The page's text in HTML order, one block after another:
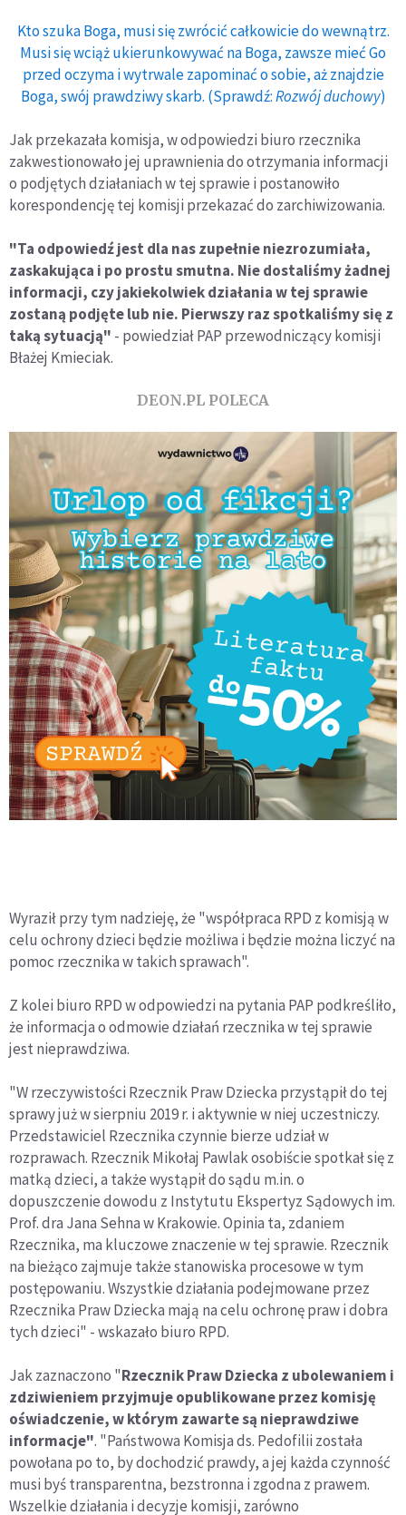
Kto szuka Boga, musi się zwrócić całkowicie do wewnątrz.
Musi się wciąż ukierunkowywać na Boga, zawsze mieć Go
przed oczyma i wytrwale zapominać o sobie, aż znajdzie
Boga, swój prawdziwy skarb. (Sprawdź:Rozwój duchowy)
Jak przekazała komisja, w odpowiedzi biuro rzecznika
zakwestionowało jej uprawnienia do otrzymania informacji
o podjętych działaniach w tej sprawie i postanowiło
korespondencję tej komisji przekazać do zarchiwizowania.
"Ta odpowiedź jest dla nas zupełnie niezrozumiała,
zaskakująca i po prostu smutna. Nie dostaliśmy żadnej
informacji, czy jakiekolwiek działania w tej sprawie
zostaną podjęte lub nie. Pierwszy raz spotkaliśmy się z
taką sytuacją" - powiedział PAP przewodniczący komisji
Błażej Kmieciak.
DEON.PL POLECA
Wyraził przy tym nadzieję, że "współpraca RPD z komisją w
celu ochrony dzieci będzie możliwa i będzie można liczyć na
pomoc rzecznika w takich sprawach".
Z kolei biuro RPD w odpowiedzi na pytania PAP podkreśliło,
że informacja o odmowie działań rzecznika w tej sprawie
jest nieprawdziwa.
"W rzeczywistości Rzecznik Praw Dziecka przystąpił do tej
sprawy już w sierpniu 2019 r. i aktywnie w niej uczestniczy.
Przedstawiciel Rzecznika czynnie bierze udział w
rozprawach. Rzecznik Mikołaj Pawlak osobiście spotkał się z
matką dzieci, a także wystąpił do sądu m.in. o
dopuszczenie dowodu z Instytutu Ekspertyz Sądowych im.
Prof. dra Jana Sehna w Krakowie. Opinia ta, zdaniem
Rzecznika, ma kluczowe znaczenie w tej sprawie. Rzecznik
na bieżąco zajmuje także stanowiska procesowe w tym
postępowaniu. Wszystkie działania podejmowane przez
Rzecznika Praw Dziecka mają na celu ochronę praw i dobra
tych dzieci" - wskazało biuro RPD.
Jak zaznaczono "Rzecznik Praw Dziecka z ubolewaniem i
zdziwieniem przyjmuje opublikowane przez komisję
oświadczenie, w którym zawarte są nieprawdziwe
informacje". "Państwowa Komisja ds. Pedofilii została
powołana po to, by dochodzić prawdy, a jej każda czynność
musi byś transparentna, bezstronna i zgodna z prawem.
Wszelkie działania i decyzje komisji, zarówno